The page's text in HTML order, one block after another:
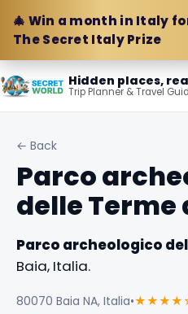
🎄 Win a month in Italy
The Secret Italy Prize
Hidden places,
Trip Planner & Travel
← Back
Parco
delle Terme
Parco archeologico
Baia, Italia.
80070 Baia NA, Italia•